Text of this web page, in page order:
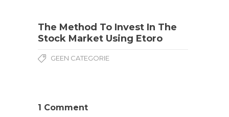
The Method To Invest In The
Stock Market Using Etoro
GEEN CATEGORIE
1 Comment